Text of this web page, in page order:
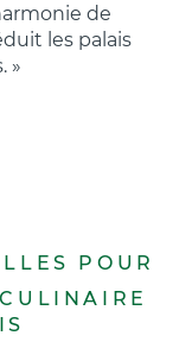
de
les palais
»
POUR